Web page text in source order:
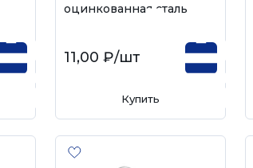
оцинкованная сталь
11,00 ₽/шт
Купить